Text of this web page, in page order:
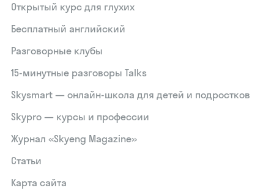
Открытый курс для глухих
Бесплатный английский
Разговорные клубы
15‑минутные разговоры Talks
Skysmart — онлайн-школа для детей и подростков
Skypro — курсы и профессии
Журнал «Skyeng Magazine»
Статьи
Карта сайта